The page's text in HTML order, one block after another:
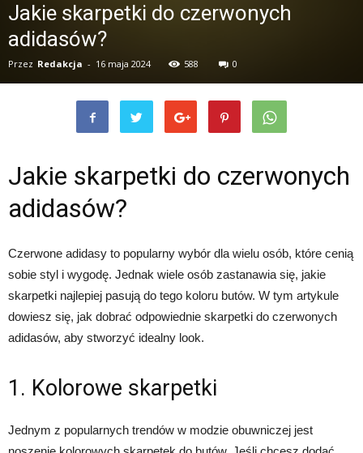
Jakie skarpetki do czerwonych
adidasów?
Przez Redakcja - 16 maja 2024 588 0
Jakie skarpetki do czerwonych
adidasów?
Czerwone adidasy to popularny wybór dla wielu osób, które cenią
sobie styl i wygodę. Jednak wiele osób zastanawia się, jakie
skarpetki najlepiej pasują do tego koloru butów. W tym artykule
dowiesz się, jak dobrać odpowiednie skarpetki do czerwonych
adidasów, aby stworzyć idealny look.
1. Kolorowe skarpetki
Jednym z popularnych trendów w modzie obuwniczej jest